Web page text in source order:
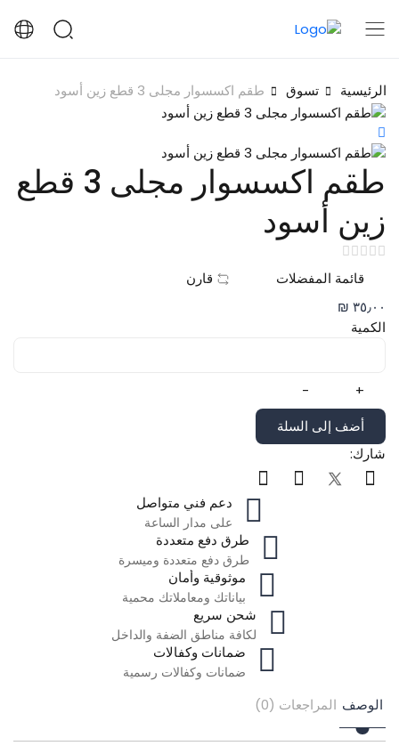
الرئيسية تسوق طقم اكسسوار مجلى 3 قطع زين أسود
طقم اكسسوار مجلى 3 قطع
زين أسود
قائمة المفضلات
٣٥٫٠٠ ₪
الكمية
+
-
أضف إلى السلة
شارك:
دعم فني متواصل
على مدار الساعة
طرق دفع متعددة
طرق دفع متعددة وميسرة
موثوقية وأمان
بياناتك ومعاملاتك محمية
شحن سريع
لكافة مناطق الضفة والداخل
ضمانات وكفالات
ضمانات وكفالات رسمية
الوصف المراجعات (0)